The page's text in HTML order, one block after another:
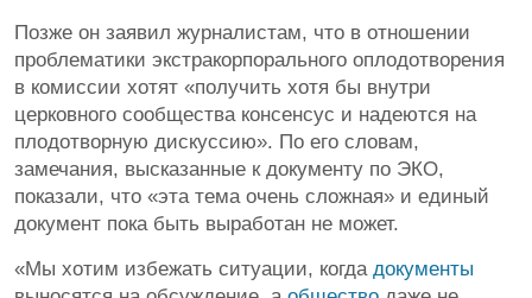
Позже он заявил журналистам, что в отношении
проблематики экстракорпорального оплодотворения
в комиссии хотят «получить хотя бы внутри
церковного сообщества консенсус и надеются на
плодотворную дискуссию». По его словам,
замечания, высказанные к документу по ЭКО,
показали, что «эта тема очень сложная» и единый
документ пока быть выработан не может.
«Мы хотим избежать ситуации, когда документы